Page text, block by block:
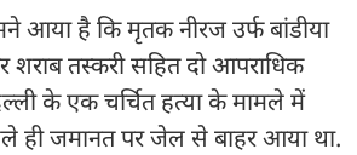
आया है कि मृतक नीरज उर्फ बांडीया
तस्करी सहित दो आपराधिक
के एक चर्चित हत्या के मामले में
ही जमानत पर जेल से बाहर आया था.